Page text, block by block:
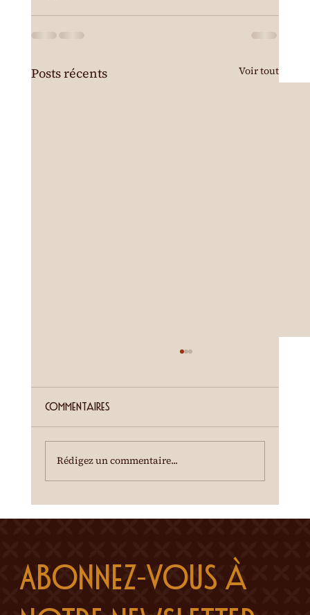
Abonnez-vous à
Posts récents Voir tout
Cour de la Ferme du Château Mercier
Entrée gratuite Restauration dès 19h00
Commentaires
Rédigez un commentaire...